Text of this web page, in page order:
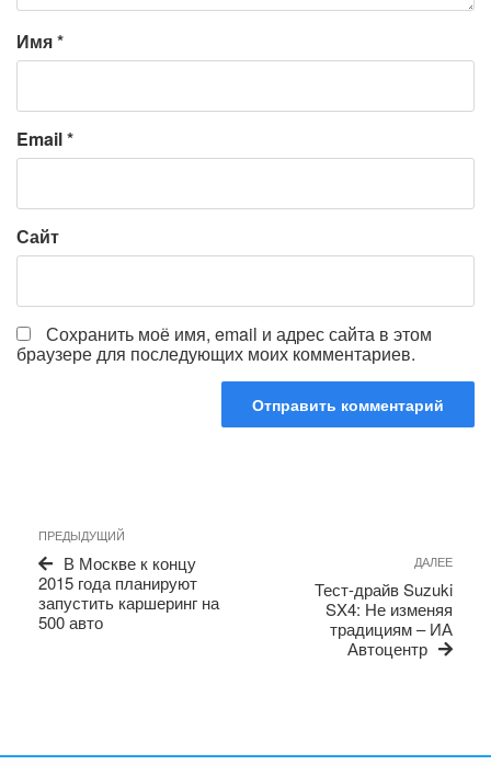
Имя*
Email*
Сайт
Сохранить моё имя, email и адрес сайта в этом
браузере для последующих моих комментариев.
по
записям
Предыдущая
запись
ПРЕДЫДУЩИЙ
В Москве к концу
2015 года планируют
запустить каршеринг на
500 авто
ДАЛЕЕ
Тест-драйв Suzuki
SX4: Не изменяя
традициям – ИА
Автоцентр